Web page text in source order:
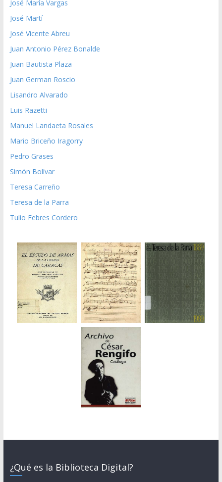
José María Vargas
José Martí
José Vicente Abreu
Juan Antonio Pérez Bonalde
Juan Bautista Plaza
Juan German Roscio
Lisandro Alvarado
Luis Razetti
Manuel Landaeta Rosales
Mario Briceño Iragorry
Pedro Grases
Simón Bolívar
Teresa Carreño
Teresa de la Parra
Tulio Febres Cordero
¿Qué es la Biblioteca Digital?